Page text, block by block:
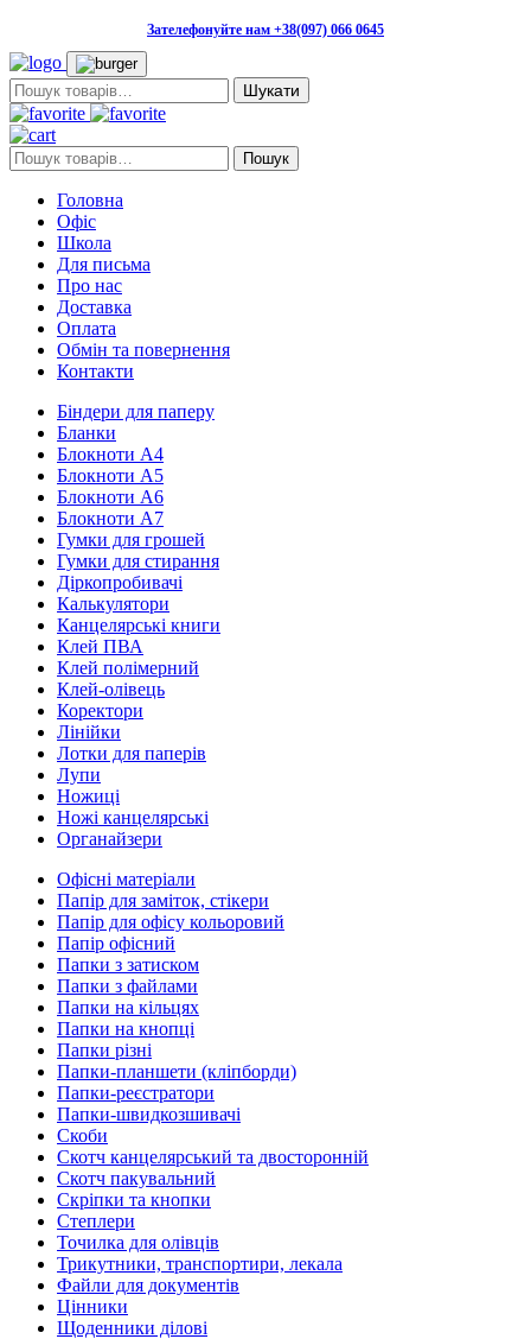
Зателефонуйте нам +38(097) 066 0645
Пошук:
Пошук: Пошук
Головна
Офіс
Школа
Для письма
Про нас
Доставка
Оплата
Обмін та повернення
Контакти
Біндери для паперу
Бланки
Блокноти А4
Блокноти А5
Блокноти А6
Блокноти А7
Гумки для грошей
Гумки для стирання
Діркопробивачі
Калькулятори
Канцелярські книги
Клей ПВА
Клей полімерний
Клей-олівець
Коректори
Лінійки
Лотки для паперів
Лупи
Ножиці
Ножі канцелярські
Органайзери
Офісні матеріали
Папір для заміток, стікери
Папір для офісу кольоровий
Папір офісний
Папки з затиском
Папки з файлами
Папки на кільцях
Папки на кнопці
Папки різні
Папки-планшети (кліпборди)
Папки-реєстратори
Папки-швидкозшивачі
Скоби
Скотч канцелярський та двосторонній
Скотч пакувальний
Скріпки та кнопки
Степлери
Точилка для олівців
Трикутники, транспортири, лекала
Файли для документів
Цінники
Щоденники ділові